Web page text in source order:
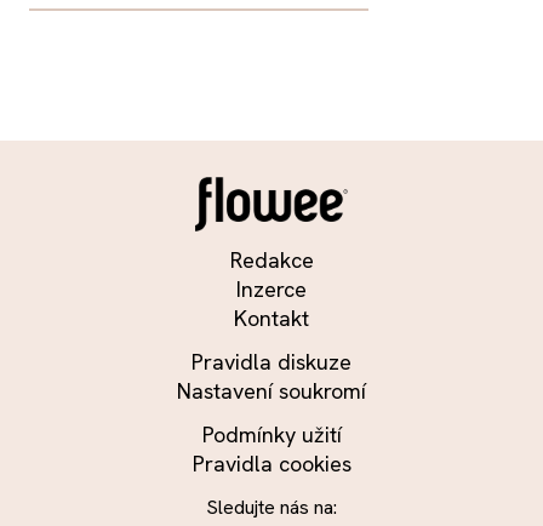
Redakce
Inzerce
Kontakt
Pravidla diskuze
Nastavení soukromí
Podmínky užití
Pravidla cookies
Sledujte nás na: